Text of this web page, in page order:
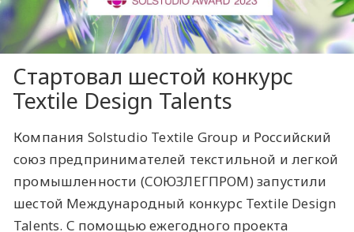
Стартовал шестой конкурс
Textile Design Talents
Компания Solstudio Textile Group и Российский
союз предпринимателей текстильной и легкой
промышленности (СОЮЗЛЕГПРОМ) запустили
шестой Международный конкурс Textile Design
Talents. С помощью ежегодного проекта